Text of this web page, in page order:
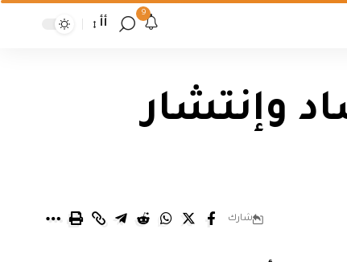
9
أأ
وإنتشار
شارك